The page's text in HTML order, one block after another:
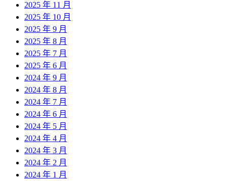
2025 年 11 月
2025 年 10 月
2025 年 9 月
2025 年 8 月
2025 年 7 月
2025 年 6 月
2024 年 9 月
2024 年 8 月
2024 年 7 月
2024 年 6 月
2024 年 5 月
2024 年 4 月
2024 年 3 月
2024 年 2 月
2024 年 1 月